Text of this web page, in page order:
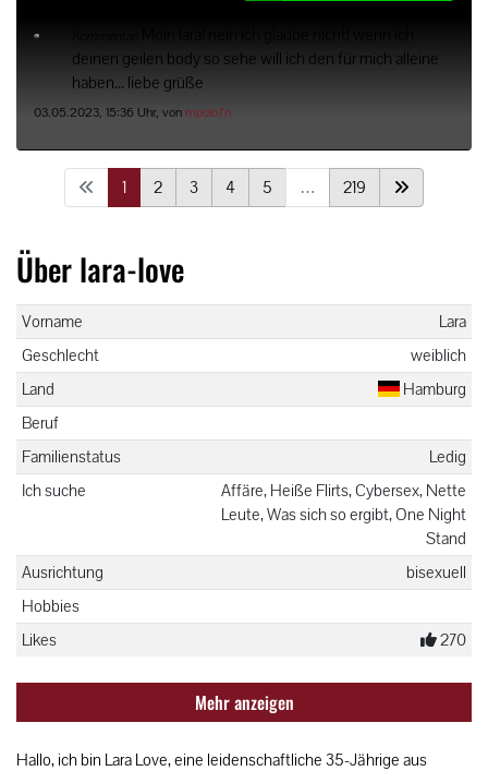
deinen geilen body so sehe will ich den für mich alleine
haben... liebe grüße
03.05.2023, 15:36 Uhr, von mpolo7n
1 2 3 4 5 … 219
Über lara-love
Vorname
Lara
Geschlecht
weiblich
Land
Hamburg
Beruf
Familienstatus
Ledig
Ich suche
Affäre, Heiße Flirts, Cybersex, Nette
Leute, Was sich so ergibt, One Night
Stand
Ausrichtung
bisexuell
Hobbies
Likes
270
Mehr anzeigen
Hallo, ich bin Lara Love, eine leidenschaftliche 35-Jährige aus